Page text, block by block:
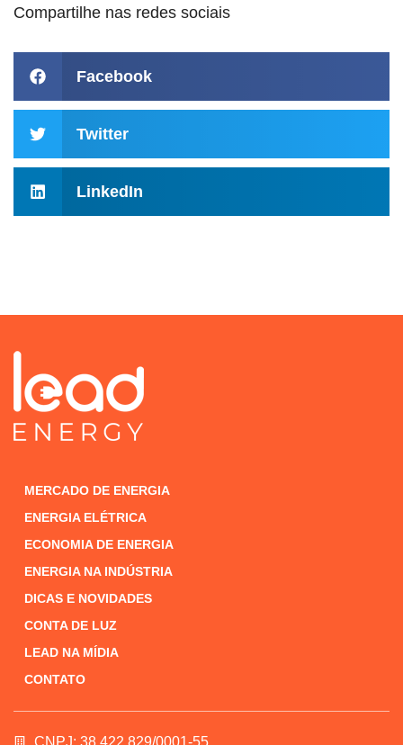
Compartilhe nas redes sociais
Facebook
Twitter
LinkedIn
MERCADO DE ENERGIA
ENERGIA ELÉTRICA
ECONOMIA DE ENERGIA
ENERGIA NA INDÚSTRIA
DICAS E NOVIDADES
CONTA DE LUZ
LEAD NA MÍDIA
CONTATO